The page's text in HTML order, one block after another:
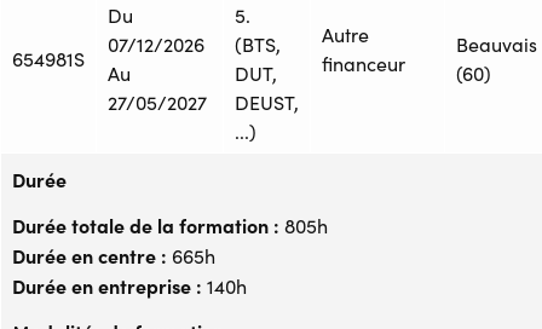
654981S
Du
07/12/2026
Au
27/05/2027
5.
(BTS,
DUT,
DEUST,
...)
Autre
financeur
Beauvais
(60)
Durée
Durée totale de la formation : 805h
Durée en centre : 665h
Durée en entreprise : 140h